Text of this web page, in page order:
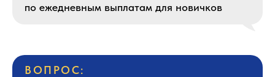
по ежедневным выплатам для новичков
ВОПРОС: